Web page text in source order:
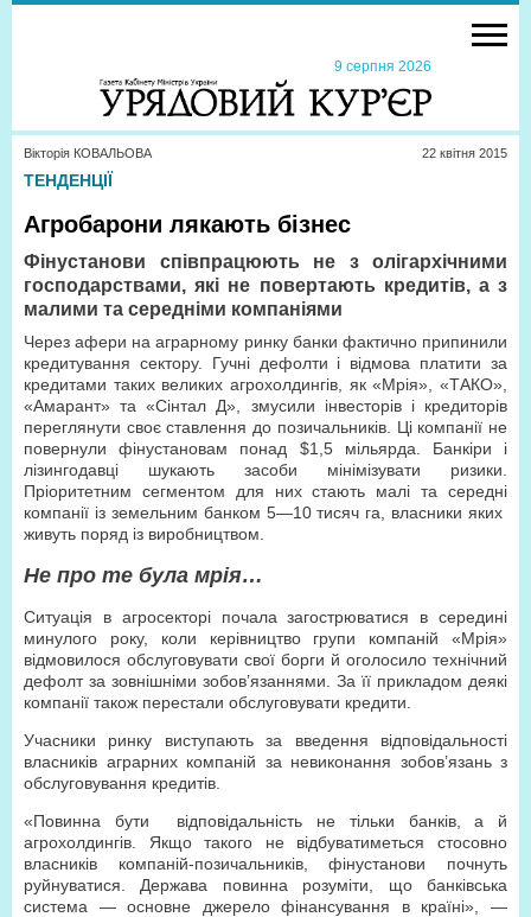
9 серпня 2026
Вікторія КОВАЛЬОВА 22 квiтня 2015
ТЕНДЕНЦІЇ
Агробарони лякають бізнес
Фінустанови співпрацюють не з олігархічними
господарствами, які не повертають кредитів, а з
малими та середніми компаніями
Через афери на аграрному ринку банки фактично припинили
кредитування сектору. Гучні дефолти і відмова платити за
кредитами таких великих агрохолдингів, як «Мрія», «ТАКО»,
«Амарант» та «Сінтал Д», змусили інвесторів і кредиторів
переглянути своє ставлення до позичальників. Ці компанії не
повернули фінустановам понад $1,5 мільярда. Банкіри і
лізингодавці шукають засоби мінімізувати ризики.
Пріоритетним сегментом для них стають малі та середні
компанії із земельним банком 5—10 тисяч га, власники яких
живуть поряд із виробництвом.
Не про те була мрія…
Ситуація в агросекторі почала загострюватися в середині
минулого року, коли керівництво групи компаній «Мрія»
відмовилося обслуговувати свої борги й оголосило технічний
дефолт за зовнішніми зобов’язаннями. За її прикладом деякі
компанії також перестали обслуговувати кредити.
Учасники ринку виступають за введення відповідальності
власників аграрних компаній за невиконання зобов’язань з
обслуговування кредитів.
«Повинна бути
відповідальність не тільки банків, а й
агрохолдингів. Якщо такого не відбуватиметься стосовно
власників компаній-позичальників, фінустанови почнуть
руйнуватися. Держава повинна розуміти, що банківська
система — основне джерело фінансування в країні», —